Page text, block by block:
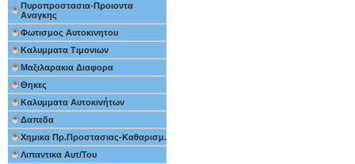
Πυροπροστασια-Προιοντα
Αναγκης
Φωτισμος Αυτοκινητου
Καλυμματα Τιμονιων
Μαξιλαρακια Διαφορα
Θηκες
Καλυμματα Αυτοκινήτων
Δαπεδα
Χημικα Πρ.Προστασιας-Καθαρισμ.
Λιπαντικα Αυτ/Του